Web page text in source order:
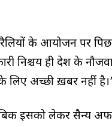
के आयोजन पर
निश्चय ही देश के
लिए अच्छी ख़बर नहीं है।’
इसको लेकर सैन्य